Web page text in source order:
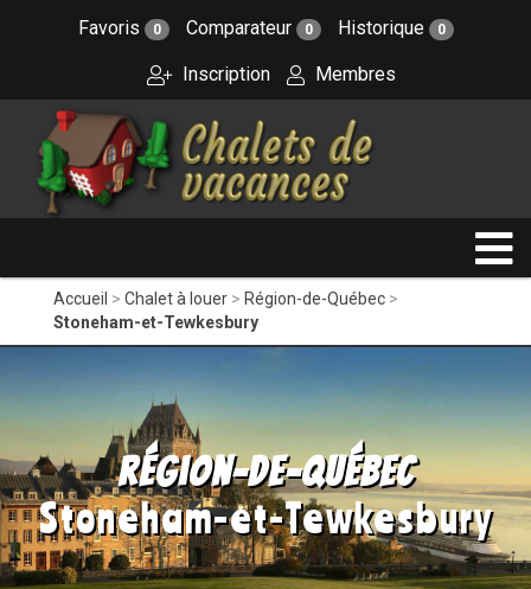
Favoris 0 Comparateur 0 Historique 0
Inscription Membres
Accueil Chalet à louer
Région-de-Québec
Stoneham-et-Tewkesbury
Région-de-Québec
Stoneham-et-Tewkesbury